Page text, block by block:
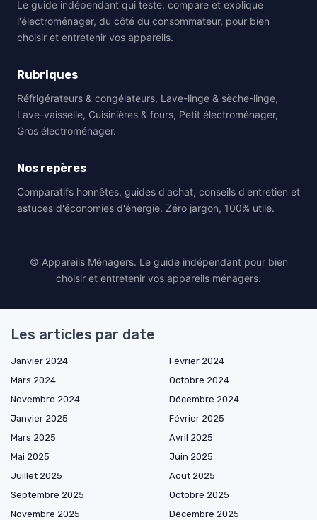
Le guide indépendant qui teste, compare et explique
l'électroménager, du côté du consommateur, pour bien
choisir et entretenir vos appareils.
Rubriques
Réfrigérateurs & congélateurs, Lave-linge & sèche-linge,
Lave-vaisselle, Cuisinières & fours, Petit électroménager,
Gros électroménager.
Nos repères
Comparatifs honnêtes, guides d'achat, conseils d'entretien et
astuces d'économies d'énergie. Zéro jargon, 100% utile.
© Appareils Ménagers. Le guide indépendant pour bien
choisir et entretenir vos appareils ménagers.
Les articles par date
Janvier 2024
Février 2024
Mars 2024
Octobre 2024
Novembre 2024
Décembre 2024
Janvier 2025
Février 2025
Mars 2025
Avril 2025
Mai 2025
Juin 2025
Juillet 2025
Août 2025
Septembre 2025
Octobre 2025
Novembre 2025
Décembre 2025